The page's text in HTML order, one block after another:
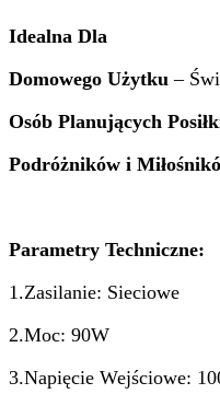
Idealna Dla
Domowego Użytku –
Osób Planujących
Podróżników i
Parametry Techniczne:
1.Zasilanie: Sieciowe
2.Moc: 90W
3.Napięcie Wejściowe: